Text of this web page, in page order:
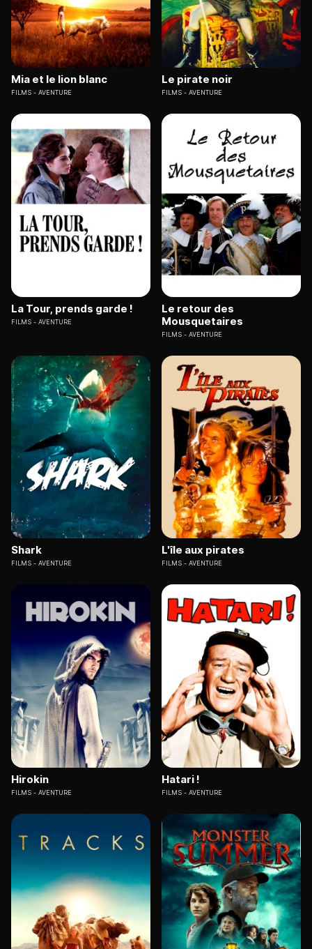
Mia et le lion blanc
FILMS AVENTURE
Le pirate noir
FILMS AVENTURE
La Tour, prends garde !
FILMS AVENTURE
Le retour des
Mousquetaires
FILMS AVENTURE
Shark
FILMS AVENTURE
L'île aux pirates
FILMS AVENTURE
Hirokin
FILMS AVENTURE
Hatari !
FILMS AVENTURE